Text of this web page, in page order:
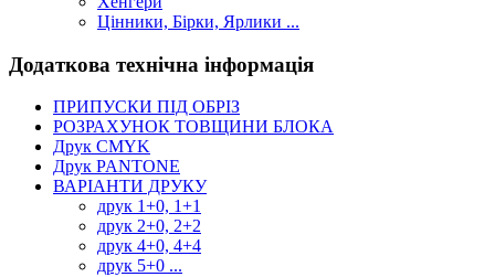
Цінники, Бірки, Ярлики ...
Додаткова технічна інформація
ПРИПУСКИ ПІД ОБРІЗ
РОЗРАХУНОК ТОВЩИНИ БЛОКА
Друк CMYK
Друк PANTONE
ВАРІАНТИ ДРУКУ
друк 1+0, 1+1
друк 2+0, 2+2
друк 4+0, 4+4
друк 5+0 ...